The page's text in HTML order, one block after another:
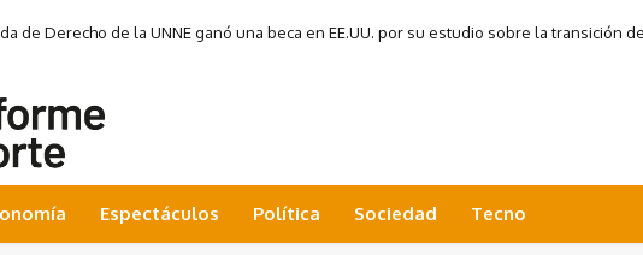
de Derecho de la UNNE ganó una beca en EE.UU. por su estudio sobre la transición
Espectáculos Política Sociedad Tecno